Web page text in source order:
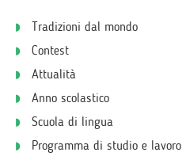
Tradizioni dal mondo
Contest
Attualità
Anno scolastico
Scuola di lingua
Programma di studio e lavoro